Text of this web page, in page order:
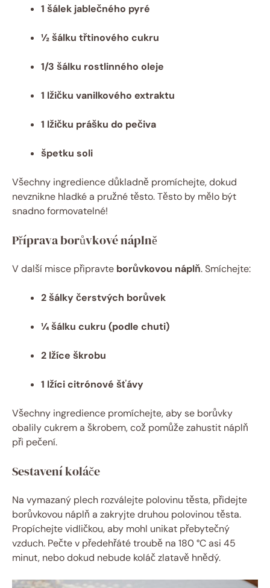
1 šálek jablečného pyré
½ šálku třtinového cukru
1/3 šálku rostlinného oleje
1 lžičku vanilkového extraktu
1 lžičku prášku do pečiva
špetku soli
Všechny ingredience důkladně promíchejte, dokud
nevznikne hladké a pružné těsto. Těsto by mělo být
snadno formovatelné!
Příprava borůvkové náplně
V další misce připravte borůvkovou náplň. Smíchejte:
2 šálky čerstvých borůvek
¼ šálku cukru (podle chuti)
2 lžíce škrobu
1 lžíci citrónové šťávy
Všechny ingredience promíchejte, aby se borůvky
obalily cukrem a škrobem, což pomůže zahustit náplň
při pečení.
Sestavení koláče
Na vymazaný plech rozválejte polovinu těsta, přidejte
borůvkovou náplň a zakryjte druhou polovinou těsta.
Propíchejte vidličkou, aby mohl unikat přebytečný
vzduch. Pečte v předehřáté troubě na 180 °C asi 45
minut, nebo dokud nebude koláč zlatavě hnědý.